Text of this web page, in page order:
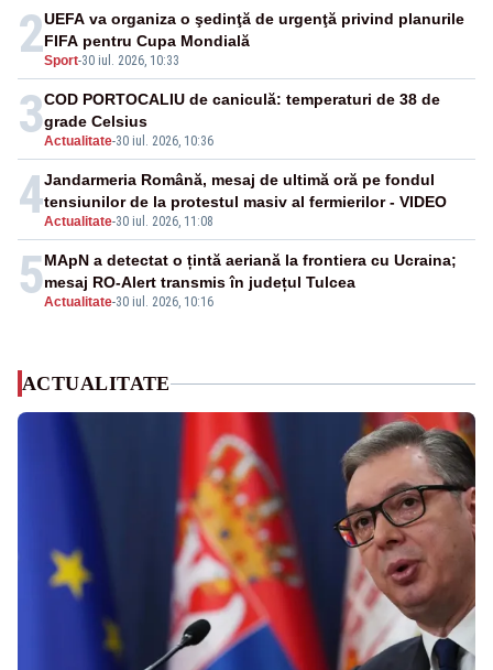
2Sport-30 iul. 2026, 10:33
UEFA va organiza o şedinţă de urgenţă privind planurile
FIFA pentru Cupa Mondială
3Actualitate-30 iul. 2026, 10:36
COD PORTOCALIU de caniculă: temperaturi de 38 de
grade Celsius
4Actualitate-30 iul. 2026, 11:08
Jandarmeria Română, mesaj de ultimă oră pe fondul
tensiunilor de la protestul masiv al fermierilor - VIDEO
5Actualitate-30 iul. 2026, 10:16
MApN a detectat o țintă aeriană la frontiera cu Ucraina;
mesaj RO-Alert transmis în județul Tulcea
ACTUALITATE